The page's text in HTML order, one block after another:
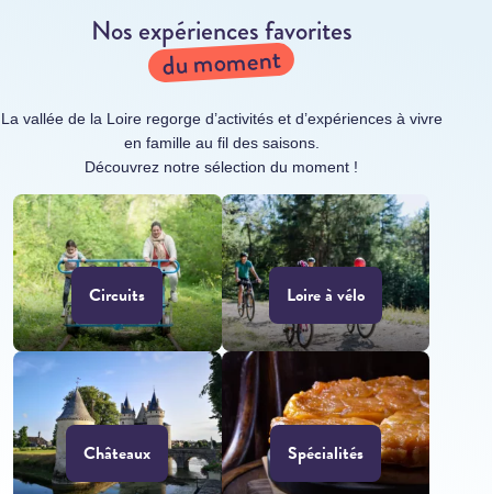
Nos expériences favorites
du moment
La vallée de la Loire regorge d’activités et d’expériences à vivre
en famille au fil des saisons.
Découvrez notre sélection du moment !
Circuits Loire à vélo
Châteaux Spécialités